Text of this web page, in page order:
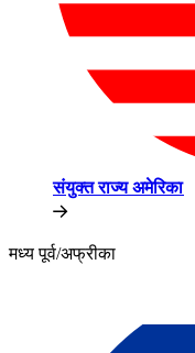
संयुक्त राज्य अमेरिका​​
मध्य पूर्व/अफ्रीका​​